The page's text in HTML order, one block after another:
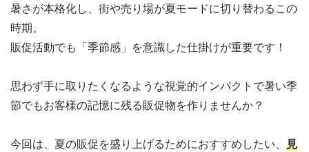
暑さが本格化し、街や売り場が夏モードに切り替わるこの
時期。
販促活動でも「季節感」を意識した仕掛けが重要です！
思わず手に取りたくなるような視覚的インパクトで暑い季
節でもお客様の記憶に残る販促物を作りませんか？
今回は、夏の販促を盛り上げるためにおすすめしたい、 見